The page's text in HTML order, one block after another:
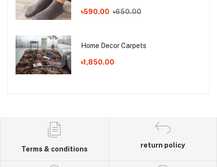
৳590.00 ৳650.00
Home Decor Carpets
৳1,850.00
Terms & conditions
return policy